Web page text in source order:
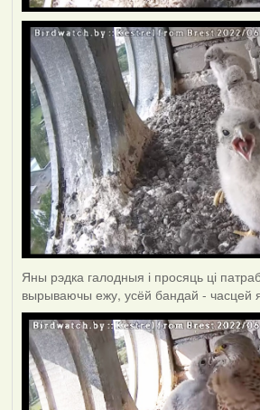
Яны рэдка галодныя і просяць ці
вырываючы ежу, усёй бандай - часцей